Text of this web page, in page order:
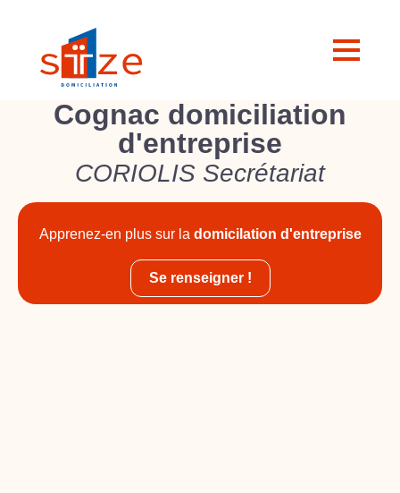
Cognac domiciliation
d'entreprise
CORIOLIS Secrétariat
Apprenez-en plus sur la domicilation d'entreprise
Se renseigner !